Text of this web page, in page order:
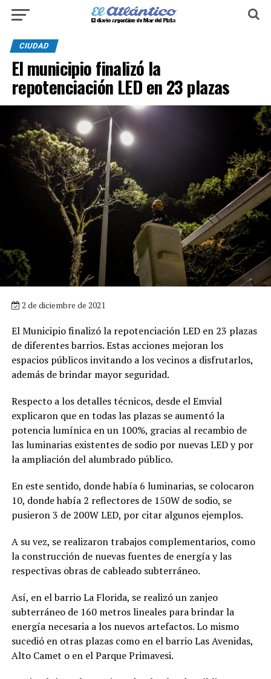
CIUDAD
El municipio finalizó la
repotenciación LED en 23 plazas
2 de diciembre de 2021
El Municipio finalizó la repotenciación LED en 23 plazas
de diferentes barrios. Estas acciones mejoran los
espacios públicos invitando a los vecinos a disfrutarlos,
además de brindar mayor seguridad.
Respecto a los detalles técnicos, desde el Emvial
explicaron que en todas las plazas se aumentó la
potencia lumínica en un 100%, gracias al recambio de
las luminarias existentes de sodio por nuevas LED y por
la ampliación del alumbrado público.
En este sentido, donde había 6 luminarias, se colocaron
10, donde había 2 reflectores de 150W de sodio, se
pusieron 3 de 200W LED, por citar algunos ejemplos.
A su vez, se realizaron trabajos complementarios, como
la construcción de nuevas fuentes de energía y las
respectivas obras de cableado subterráneo.
Así, en el barrio La Florida, se realizó un zanjeo
subterráneo de 160 metros lineales para brindar la
energía necesaria a los nuevos artefactos. Lo mismo
sucedió en otras plazas como en el barrio Las Avenidas,
Alto Camet o en el Parque Primavesi.